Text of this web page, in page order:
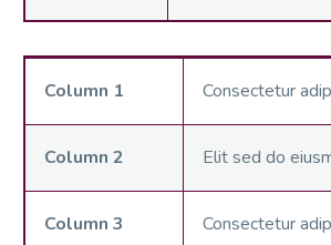
Column 1 Consectetur
Column 2 Elit sed do
Column 3 Consectetur